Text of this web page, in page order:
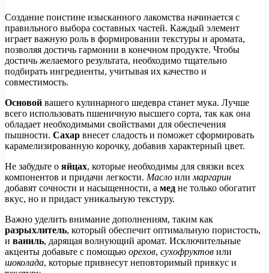
Создание поистине изысканного лакомства начинается с
правильного выбора составных частей. Каждый элемент
играет важную роль в формировании текстуры и аромата,
позволяя достичь гармонии в конечном продукте. Чтобы
достичь желаемого результата, необходимо тщательно
подбирать ингредиенты, учитывая их качество и
совместимость.
Основой вашего кулинарного шедевра станет мука. Лучше
всего использовать пшеничную высшего сорта, так как она
обладает необходимыми свойствами для обеспечения
пышности. Сахар внесет сладость и поможет сформировать
карамелизированную корочку, добавив характерный цвет.
Не забудьте о яйцах, которые необходимы для связки всех
компонентов и придачи легкости. Масло или маргарин
добавят сочности и насыщенности, а мед не только обогатит
вкус, но и придаст уникальную текстуру.
Важно уделить внимание дополнениям, таким как
разрыхлитель, который обеспечит оптимальную пористость,
и ваниль, дарящая волнующий аромат. Исключительные
акценты добавьте с помощью орехов, сухофруктов или
шоколада, которые привнесут неповторимый привкус и